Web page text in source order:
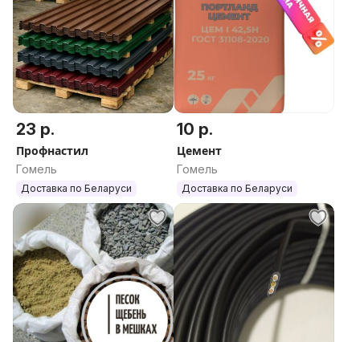
23 р.
Профнастил
Гомель
Доставка по Беларуси
10 р.
Цемент
Гомель
Доставка по Беларуси